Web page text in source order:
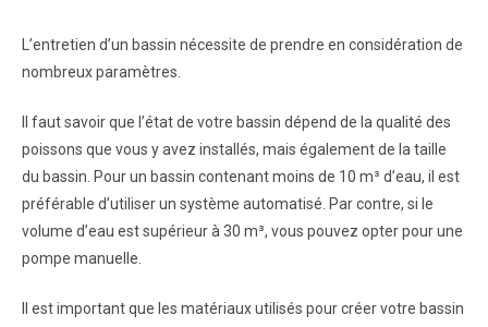
L’entretien d’un bassin nécessite de prendre en considération de
nombreux paramètres.
Il faut savoir que l’état de votre bassin dépend de la qualité des
poissons que vous y avez installés, mais également de la taille
du bassin. Pour un bassin contenant moins de 10 m³ d’eau, il est
préférable d’utiliser un système automatisé. Par contre, si le
volume d’eau est supérieur à 30 m³, vous pouvez opter pour une
pompe manuelle.
Il est important que les matériaux utilisés pour créer votre bassin